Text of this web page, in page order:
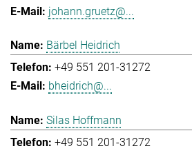
johann.gruetz@...
Bärbel Heidrich
+49 551 201-31272
bheidrich@...
Silas Hoffmann
+49 551 201-31272